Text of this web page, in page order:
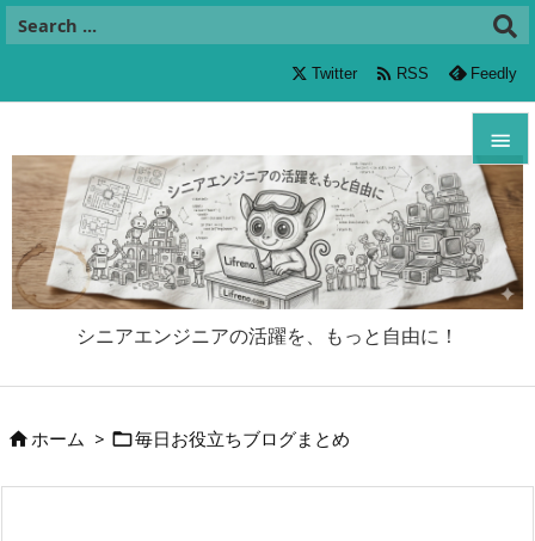
シニアエンジニアの活躍を、もっと自由に！


メニュ

サイド

検索
Twitter  RSS Feedly
ホーム > 毎日お役立ちブログまとめ